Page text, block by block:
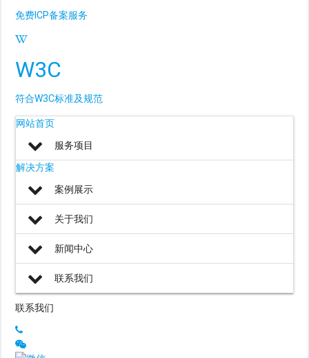
免费ICP备案服务
W3C
符合W3C标准及规范
网站首页
服务项目
解决方案
案例展示
关于我们
新闻中心
联系我们
联系我们